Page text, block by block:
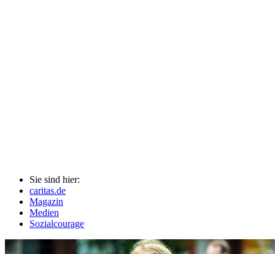
Sie sind hier:
caritas.de
Magazin
Medien
Sozialcourage